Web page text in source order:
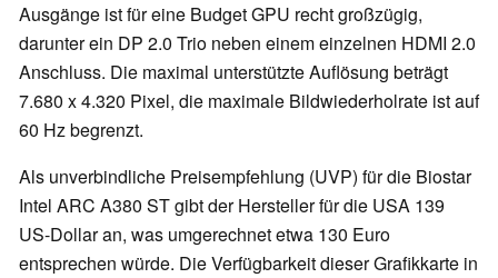
Ausgänge ist für eine Budget GPU recht großzügig,
darunter ein DP 2.0 Trio neben einem einzelnen HDMI 2.0
Anschluss. Die maximal unterstützte Auflösung beträgt
7.680 x 4.320 Pixel, die maximale Bildwiederholrate ist auf
60 Hz begrenzt.
Als unverbindliche Preisempfehlung (UVP) für die Biostar
Intel ARC A380 ST gibt der Hersteller für die USA 139
US-Dollar an, was umgerechnet etwa 130 Euro
entsprechen würde. Die Verfügbarkeit dieser Grafikkarte in